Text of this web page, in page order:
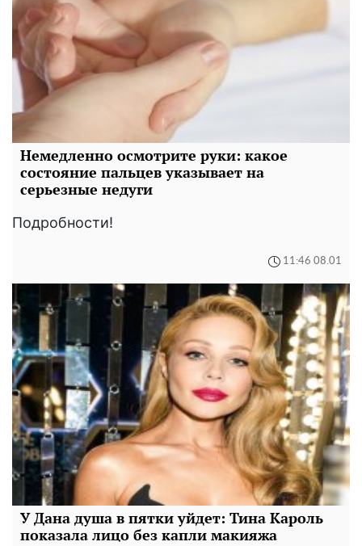
Немедленно осмотрите руки: какое
состояние пальцев указывает на
серьезные недуги
Подробности!
11:46 08.01
У Дана душа в пятки уйдет: Тина Кароль
показала лицо без капли макияжа